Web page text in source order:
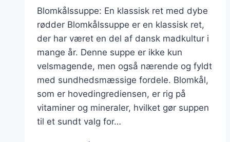
Blomkålssuppe: En klassisk ret med dybe
rødder Blomkålssuppe er en klassisk ret,
der har været en del af dansk madkultur i
mange år. Denne suppe er ikke kun
velsmagende, men også nærende og fyldt
med sundhedsmæssige fordele. Blomkål,
som er hovedingrediensen, er rig på
vitaminer og mineraler, hvilket gør suppen
til et sundt valg for…